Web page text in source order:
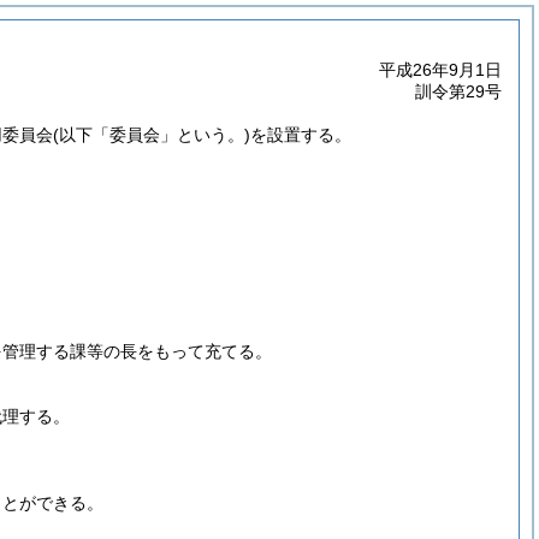
平成26年9月1日
訓令第29号
員会(以下「委員会」という。)を設置する。
理する課等の長をもって充てる。
する。
ができる。